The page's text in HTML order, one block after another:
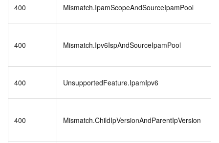
400 Mismatch.IpamScopeAndSourceIpamPool
400 Mismatch.Ipv6IspAndSourceIpamPool
400 UnsupportedFeature.IpamIpv6
400 Mismatch.ChildIpVersionAndParentIpVersion